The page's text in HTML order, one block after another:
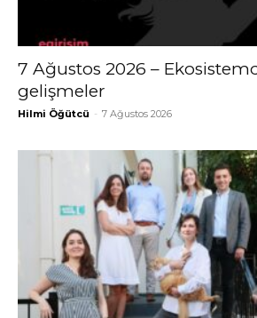
7 Ağustos 2026 –
gelişmeler
Hilmi Öğütcü - 7 Ağustos 2026